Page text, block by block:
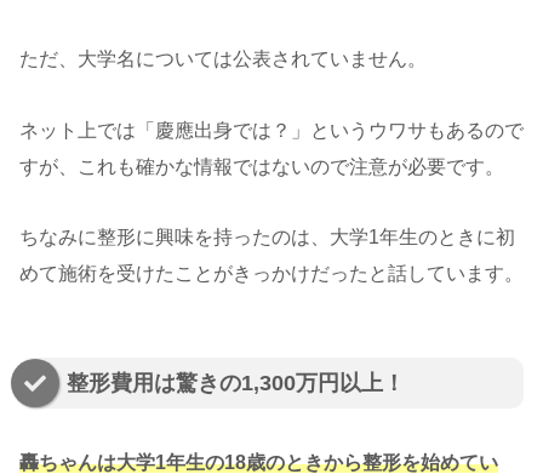
ただ、大学名については公表されていません。
ネット上では「慶應出身では？」というウワサもあるので
すが、これも確かな情報ではないので注意が必要です。
ちなみに整形に興味を持ったのは、大学1年生のときに初
めて施術を受けたことがきっかけだったと話しています。
整形費用は驚きの1,300万円以上！
轟ちゃんは大学1年生の18歳のときから整形を始めてい